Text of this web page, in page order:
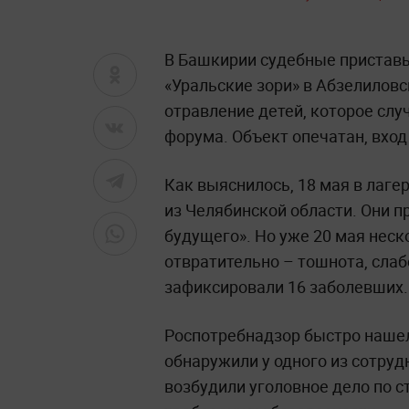
В Башкирии судебные
«Уральские зори» в
отравление детей, которое
форума. Объект опечатан,
Как выяснилось, 18 мая в
из Челябинской области. Они
будущего». Но уже 20 мая
отвратительно – тошнота,
зафиксировали 16 заболевших.
Роспотребнадзор быстро
обнаружили у одного из
возбудили уголовное дело по